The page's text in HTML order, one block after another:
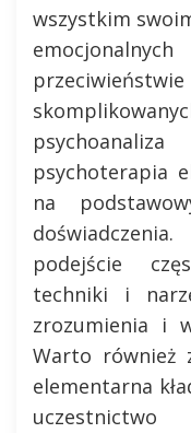
wszystkim
psychoterapia
na
podejście
techniki i
zrozumienia i
Warto również
elementarna